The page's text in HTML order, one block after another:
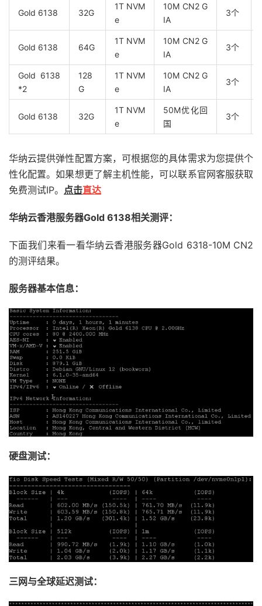
Gold 6138 32G
1T NVM
e
10M CN2 G
IA
3个
Gold 6138 64G
1T NVM
e
10M CN2 G
IA
3个
Gold 6138
*2
128
G
1T NVM
e
10M CN2 G
IA
3个
Gold 6138 32G
1T NVM
e
50M优化回
国
3个
华纳云提供弹性配置方案，可根据您的具体需求为您提供个
性化配置。如果想更了解主机性能，可以联系官网客服获取
免费测试IP。 点击直达
华纳云香港服务器Gold 6138相关测评：
下面我们来看一看华纳云香港服务器Gold 6318-10M CN2
的测评结果。
服务器基本信息：
硬盘测试：
三网与全球延迟测试：